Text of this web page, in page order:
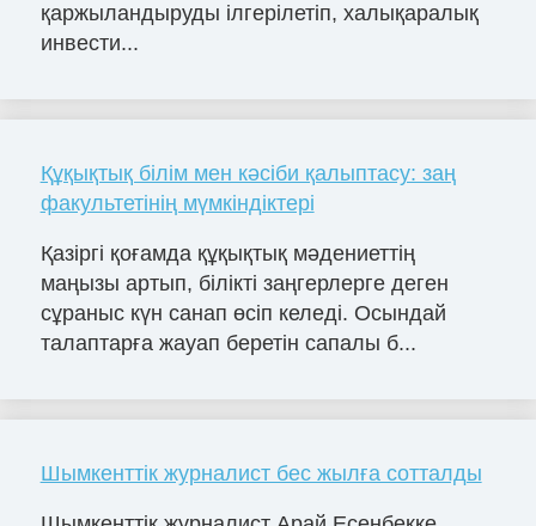
қаржыландыруды ілгерілетіп, халықаралық
инвести...
Құқықтық білім мен кәсіби қалыптасу: заң
факультетінің мүмкіндіктері
Қазіргі қоғамда құқықтық мәдениеттің
маңызы артып, білікті заңгерлерге деген
сұраныс күн санап өсіп келеді. Осындай
талаптарға жауап беретін сапалы б...
Шымкенттік журналист бес жылға сотталды